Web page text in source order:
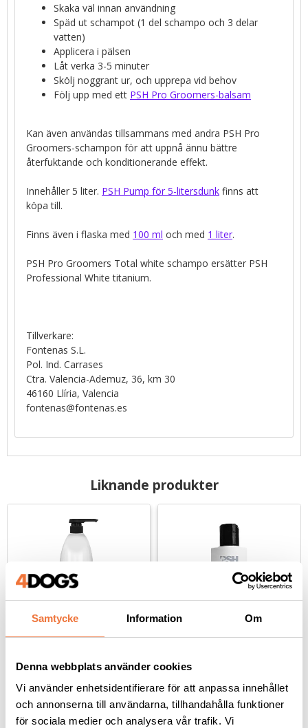
Samtycke Information Om
Denna webbplats använder cookies
Vi använder enhetsidentifierare för att anpassa innehållet
och annonserna till användarna, tillhandahålla funktioner
för sociala medier och analysera vår trafik. Vi
Skaka väl innan användning
Späd ut schampot (1 del schampo och 3 delar
vatten)
Applicera i pälsen
Låt verka 3-5 minuter
Skölj noggrant ur, och upprepa vid behov
Följ upp med ett PSH Pro Groomers-balsam
Kan även användas tillsammans med andra PSH Pro
Groomers-schampon för att uppnå ännu bättre
återfuktande och konditionerande effekt.
Innehåller 5 liter. PSH Pump för 5-litersdunk finns att
köpa till.
Finns även i flaska med 100 ml och med 1 liter.
PSH Pro Groomers Total white schampo ersätter PSH
Professional White titanium.
Tillverkare:
Fontenas S.L.
Pol. Ind. Carrases
Ctra. Valencia-Ademuz, 36, km 30
46160 Llíria, Valencia
fontenas@fontenas.es
Liknande produkter
PSH Pro Groomers
Total White schampo -
1 liter
För vita pälsar
349kr
PSH Pro Groomers
Total White schampo -
100 ml
För vita pälsar
69kr